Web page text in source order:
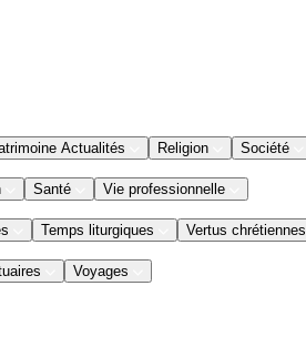
Actualités Religion Société
Santé Vie professionnelle
Temps liturgiques Vertus chrétiennes
Voyages